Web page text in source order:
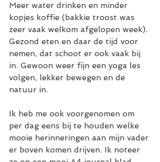
Meer water drinken en minder
kopjes koffie (bakkie troost was
zeer vaak welkom afgelopen week).
Gezond eten en daar de tijd voor
nemen, dat schoot er ook vaak bij
in. Gewoon weer fijn een yoga les
volgen, lekker bewegen en de
natuur in.
Ik heb me ook voorgenomen om
per dag eens bij te houden welke
mooie herinneringen aan mijn vader
er boven komen drijven. Ik noteer